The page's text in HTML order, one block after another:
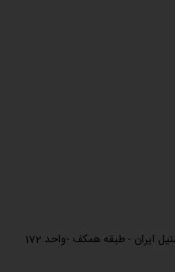
ایران - طبقه همکف -واحد 172